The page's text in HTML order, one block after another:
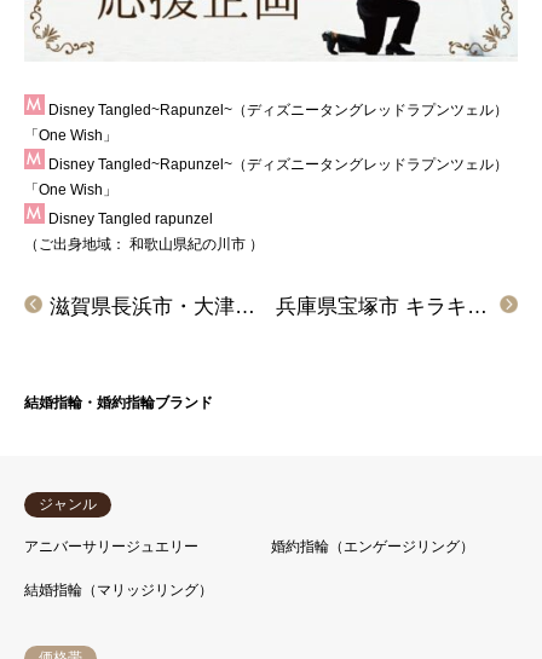
Disney Tangled~Rapunzel~（ディズニータングレッドラプンツェル）
「One Wish」
Disney Tangled~Rapunzel~（ディズニータングレッドラプンツェル）
「One Wish」
Disney Tangled rapunzel
（ご出身地域： 和歌山県紀の川市 ）
兵庫県宝塚市 キラキラでゴージャスな婚約指輪をご成約のお客様です。
滋賀県長浜市・大津市よりご来店 IDEALPlusfortの婚約指輪とプラチナ素材で手作り結婚指輪を作成頂きました
結婚指輪・婚約指輪ブランド
ジャンル
アニバーサリージュエリー 婚約指輪（エンゲージリング）
結婚指輪（マリッジリング）